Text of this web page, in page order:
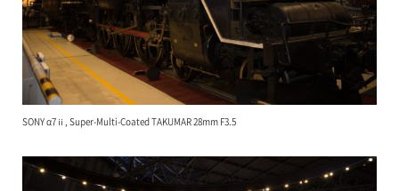
SONY α7ⅱ, Super-Multi-Coated TAKUMAR 28mm F3.5